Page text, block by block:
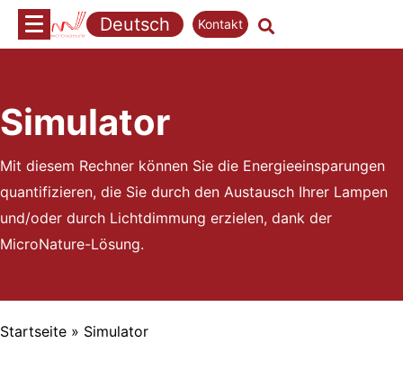
Zum
Inhalt
Deutsch Kontakt
Simulator
Mit diesem Rechner können Sie die Energieeinsparungen
quantifizieren, die Sie durch den Austausch Ihrer Lampen
und/oder durch Lichtdimmung erzielen, dank der
MicroNature-Lösung.
Startseite » Simulator